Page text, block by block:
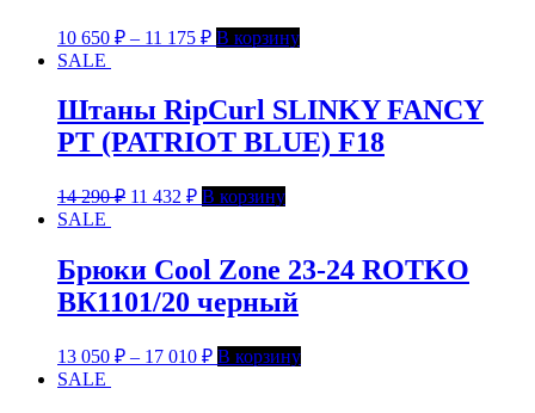
10 650 ₽ – 11 175 ₽ В корзину
SALE
Штаны RipCurl SLINKY FANCY
PT (PATRIOT BLUE) F18
14 290₽ 11 432 ₽ В корзину
SALE
Брюки Cool Zone 23-24 ROTKO
ВК1101/20 черный
13 050 ₽ – 17 010 ₽ В корзину
SALE